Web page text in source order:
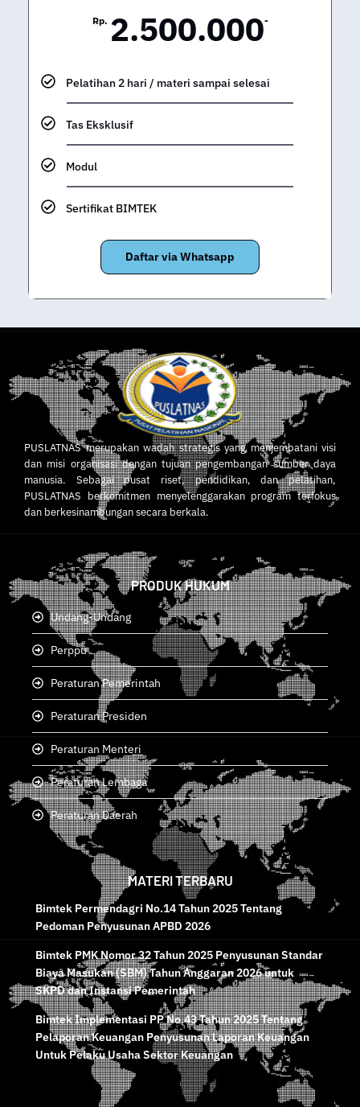
Rp. 2.500.000-
Pelatihan 2 hari / materi sampai selesai
Tas Eksklusif
Modul
Sertifikat BIMTEK
Daftar via Whatsapp
PUSLATNAS merupakan wadah strategis yang menjembatani visi
dan misi organisasi dengan tujuan pengembangan sumber daya
manusia. Sebagai pusat riset, pendidikan, dan pelatihan,
PUSLATNAS berkomitmen menyelenggarakan program terfokus
dan berkesinambungan secara berkala.
PRODUK HUKUM
Undang-Undang
Perppu
Peraturan Pemerintah
Peraturan Presiden
Peraturan Menteri
Peraturan Lembaga
Peraturan Daerah
MATERI TERBARU
Bimtek Permendagri No.14 Tahun 2025 Tentang
Pedoman Penyusunan APBD 2026
Bimtek PMK Nomor 32 Tahun 2025 Penyusunan Standar
Biaya Masukan (SBM) Tahun Anggaran 2026 untuk
SKPD dan Instansi Pemerintah
Bimtek Implementasi PP No.43 Tahun 2025 Tentang
Pelaporan Keuangan Penyusunan Laporan Keuangan
Untuk Pelaku Usaha Sektor Keuangan